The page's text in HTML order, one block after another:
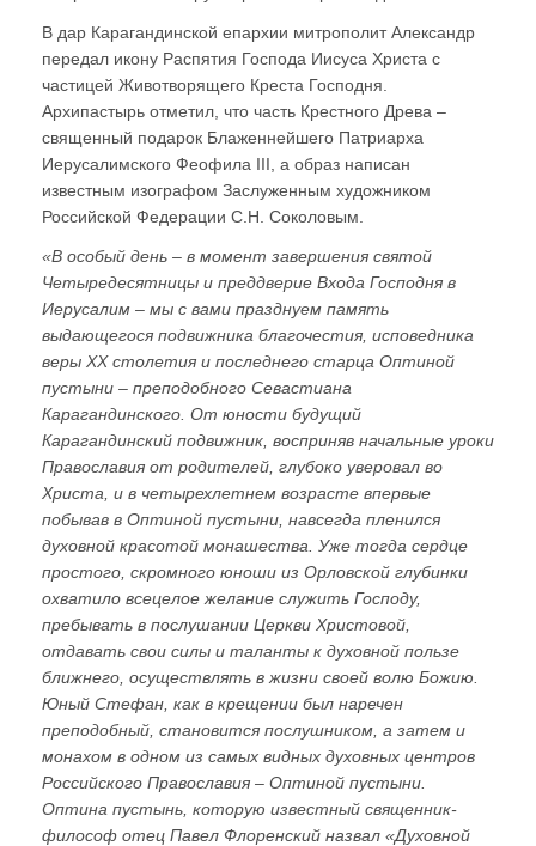
В дар Карагандинской епархии митрополит Александр
передал икону Распятия Господа Иисуса Христа с
частицей Животворящего Креста Господня.
Архипастырь отметил, что часть Крестного Древа –
священный подарок Блаженнейшего Патриарха
Иерусалимского Феофила III, а образ написан
известным изографом Заслуженным художником
Российской Федерации С.Н. Соколовым.
«В особый день – в момент завершения святой
Четыредесятницы и преддверие Входа Господня в
Иерусалим – мы с вами празднуем память
выдающегося подвижника благочестия, исповедника
веры ХХ столетия и последнего старца Оптиной
пустыни – преподобного Севастиана
Карагандинского. От юности будущий
Карагандинский подвижник, восприняв начальные уроки
Православия от родителей, глубоко уверовал во
Христа, и в четырехлетнем возрасте впервые
побывав в Оптиной пустыни, навсегда пленился
духовной красотой монашества. Уже тогда сердце
простого, скромного юноши из Орловской глубинки
охватило всецелое желание служить Господу,
пребывать в послушании Церкви Христовой,
отдавать свои силы и таланты к духовной пользе
ближнего, осуществлять в жизни своей волю Божию.
Юный Стефан, как в крещении был наречен
преподобный, становится послушником, а затем и
монахом в одном из самых видных духовных центров
Российского Православия – Оптиной пустыни.
Оптина пустынь, которую известный священник-
философ отец Павел Флоренский назвал «Духовной